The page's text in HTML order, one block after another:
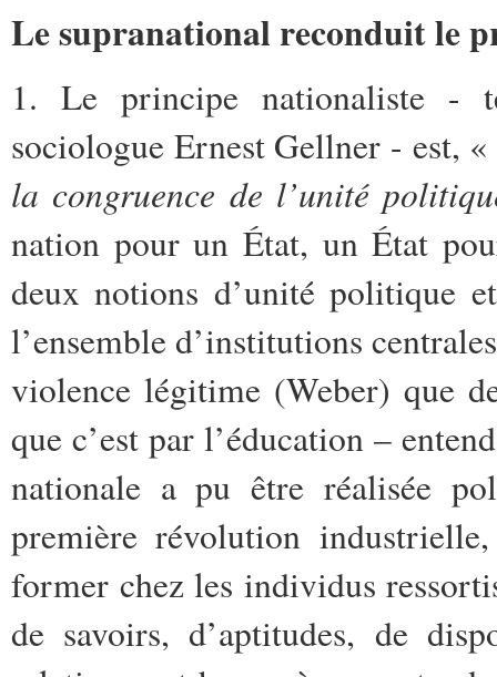
Le supranational reconduit le
1. Le principe nationaliste -
sociologue Ernest Gellner - est, «
la congruence de l’unité
nation pour un État, un État
deux notions d’unité politique
l’ensemble d’institutions
violence légitime (Weber) que
que c’est par l’éducation –
nationale a pu être réalisée
première révolution
former chez les individus
de savoirs, d’aptitudes, de